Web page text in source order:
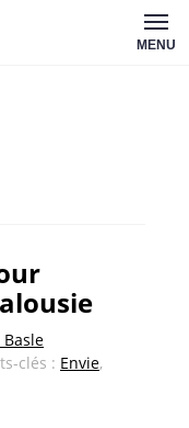
MENU
Basle
clés : Envie,